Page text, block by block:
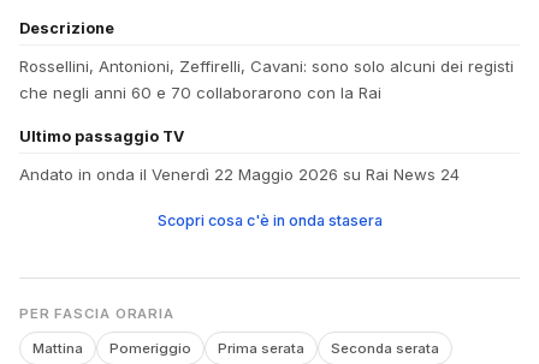
Descrizione
Rossellini, Antonioni, Zeffirelli, Cavani: sono solo alcuni dei registi
che negli anni 60 e 70 collaborarono con la Rai
Ultimo passaggio TV
Andato in onda il Venerdì 22 Maggio 2026 su Rai News 24
Scopri cosa c'è in onda stasera
PER FASCIA ORARIA
Mattina Pomeriggio Prima serata Seconda serata